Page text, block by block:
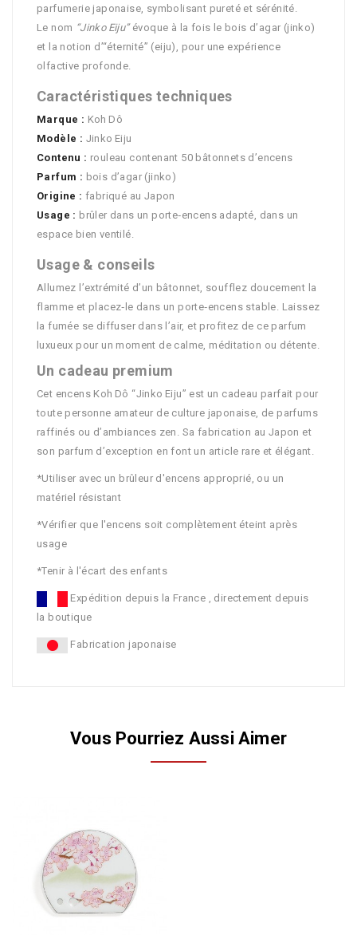
parfumerie japonaise, symbolisant pureté et sérénité.
Le nom “Jinko Eiju”évoque à la fois le bois d’agar (jinko)
et la notion d’“éternité” (eiju), pour une expérience
olfactive profonde.
Caractéristiques techniques
Marque : Koh Dô
Modèle : Jinko Eiju
Contenu : rouleau contenant 50 bâtonnets d’encens
Parfum : bois d’agar (jinko)
Origine : fabriqué au Japon
Usage : brûler dans un porte‑encens adapté, dans un
espace bien ventilé.
Usage & conseils
Allumez l’extrémité d’un bâtonnet, soufflez doucement la
flamme et placez‑le dans un porte‑encens stable. Laissez
la fumée se diffuser dans l’air, et profitez de ce parfum
luxueux pour un moment de calme, méditation ou détente.
Un cadeau premium
Cet encens Koh Dô “Jinko Eiju” est un cadeau parfait pour
toute personne amateur de culture japonaise, de parfums
raffinés ou d’ambiances zen. Sa fabrication au Japon et
son parfum d’exception en font un article rare et élégant.
*Utiliser avec un brûleur d'encens approprié, ou un
matériel résistant
*Vérifier que l'encens soit complètement éteint après
usage
*Tenir à l'écart des enfants
Expédition depuis la France , directement depuis
la boutique
Fabrication japonaise
Vous Pourriez Aussi Aimer